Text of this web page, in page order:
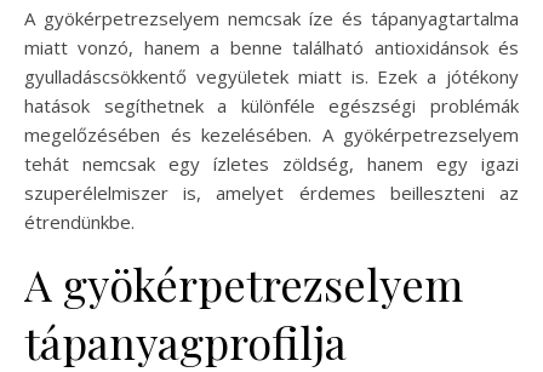
A gyökérpetrezselyem nemcsak íze és tápanyagtartalma
miatt vonzó, hanem a benne található antioxidánsok és
gyulladáscsökkentő vegyületek miatt is. Ezek a jótékony
hatások segíthetnek a különféle egészségi problémák
megelőzésében és kezelésében. A gyökérpetrezselyem
tehát nemcsak egy ízletes zöldség, hanem egy igazi
szuperélelmiszer is, amelyet érdemes beilleszteni az
étrendünkbe.
A gyökérpetrezselyem
tápanyagprofilja